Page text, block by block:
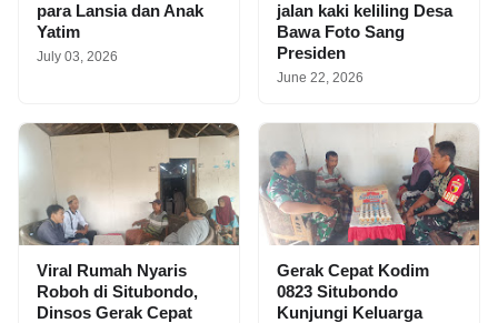
para Lansia dan Anak
Yatim
July 03, 2026
jalan kaki keliling Desa
Bawa Foto Sang
Presiden
June 22, 2026
Viral Rumah Nyaris
Roboh di Situbondo,
Dinsos Gerak Cepat
Gerak Cepat Kodim
0823 Situbondo
Kunjungi Keluarga